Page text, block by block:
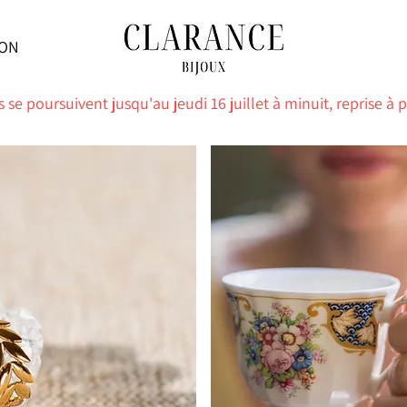
se poursuivent jusqu'au jeudi 16 juillet à minuit, reprise à